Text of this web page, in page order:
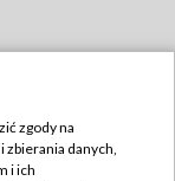
zgody na
zbierania danych,
i ich